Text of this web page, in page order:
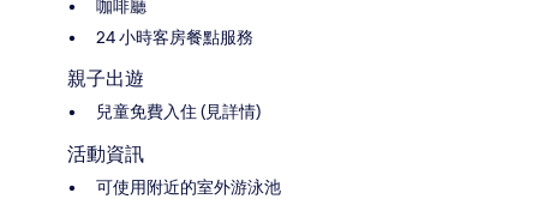
咖啡廳
24 小時客房餐點服務
親子出遊
兒童免費入住 (見詳情)
活動資訊
可使用附近的室外游泳池